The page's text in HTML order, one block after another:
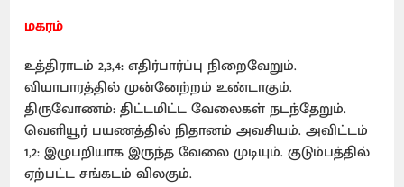
மகரம்
உத்திராடம் 2,3,4: எதிர்பார்ப்பு நிறைவேறும்.
வியாபாரத்தில் முன்னேற்றம் உண்டாகும்.
திருவோணம்: திட்டமிட்ட வேலைகள் நடந்தேறும்.
வெளியூர் பயணத்தில் நிதானம் அவசியம். அவிட்டம்
1,2: இழுபறியாக இருந்த வேலை முடியும். குடும்பத்தில்
ஏற்பட்ட சங்கடம் விலகும்.